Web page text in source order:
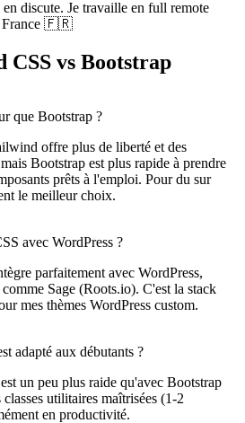
en discute. Je travaille en full remote
France 🇫🇷
vs Bootstrap
que Bootstrap ?
offre plus de liberté et des
Bootstrap est plus rapide à prendre
prêts à l'emploi. Pour du sur
le meilleur choix.
avec WordPress ?
parfaitement avec WordPress,
Sage (Roots.io). C'est la stack
mes thèmes WordPress custom.
adapté aux débutants ?
un peu plus raide qu'avec Bootstrap
utilitaires maîtrisées (1-2
en productivité.